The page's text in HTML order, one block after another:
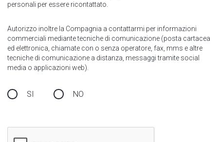
personali per essere ricontattato.
Autorizzo inoltre la Compagnia a contattarmi per informazioni
commerciali mediante tecniche di comunicazione (posta cartacea
ed elettronica, chiamate con o senza operatore, fax, mms e altre
tecniche di comunicazione a distanza, messaggi tramite social
media o applicazioni web).
SI NO